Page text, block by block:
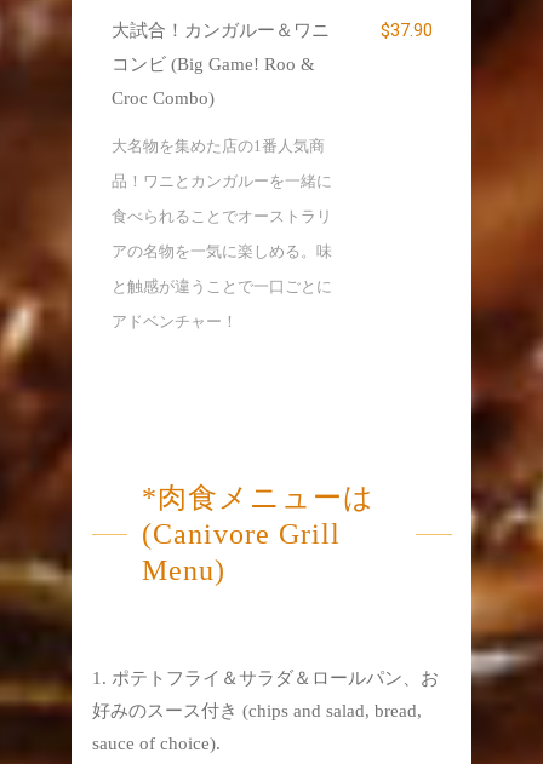
大試合！カンガルー＆ワニ
コンビ (Big Game! Roo &
Croc Combo)
大名物を集めた店の1番人気商
品！ワニとカンガルーを一緒に
食べられることでオーストラリ
アの名物を一気に楽しめる。味
と触感が違うことで一口ごとに
アドベンチャー！
$37.90
*肉食メニューは
(Canivore Grill
Menu)
ポテトフライ＆サラダ＆ロールパン、お
好みのスース付き (chips and salad, bread,
sauce of choice).